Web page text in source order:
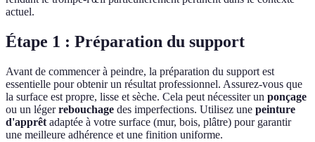
actuel.
Étape 1 : Préparation du support
Avant de commencer à peindre, la préparation du support est
essentielle pour obtenir un résultat professionnel. Assurez-vous que
la surface est propre, lisse et sèche. Cela peut nécessiter un ponçage
ou un légerrebouchage des imperfections. Utilisez une peinture
d'apprêt adaptée à votre surface (mur, bois, plâtre) pour garantir
une meilleure adhérence et une finition uniforme.